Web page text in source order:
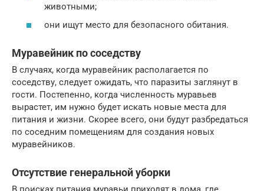
животными;
они ищут место для безопасного обитания.
Муравейник по соседству
В случаях, когда муравейник располагается по
соседству, следует ожидать, что паразиты заглянут в
гости. Постепенно, когда численность муравьев
вырастет, им нужно будет искать новые места для
питания и жизни. Скорее всего, они будут разбредаться
по соседним помещениям для создания новых
муравейников.
Отсутствие генеральной уборки